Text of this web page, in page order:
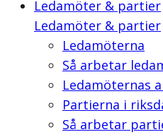
Ledamöter & partier
Ledamöter & partier
Ledamöterna
Så arbetar
Ledamöternas
Partierna i
Så arbetar